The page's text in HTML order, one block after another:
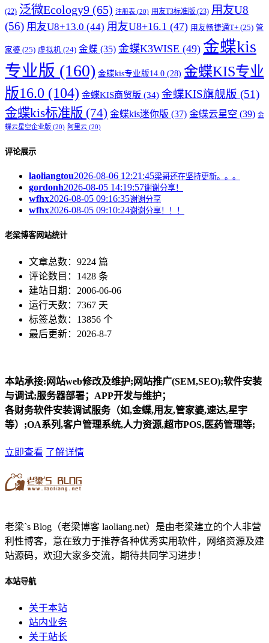
(22) 泛微Ecology9 (65) 注册表 (20) 用友T3标准版 (23) 用友U8
(56) 用友U8+13.0 (44) 用友U8+16.1 (47) 用友畅捷通T+ (25) 管
家婆 (25) 虚拟机 (24) 金蝶 (35) 金蝶K3WISE (49) 金蝶kis
专业版 (160) 金蝶kis专业版14.0 (28) 金蝶KIS专业
版16.0 (104) 金蝶KIS商贸版 (34) 金蝶KIS旗舰版 (51)
金蝶kis标准版 (74) 金蝶kis迷你版 (37) 金蝶云星空 (39) 金
蝶云星空企业版 (20) 阿里云 (20)
评论展示
laoliangtou2026-08-06 12:21:45梁哥还在坚持更新。。。
gordonh2026-08-05 14:19:57谢谢分享！
wfhx2026-08-05 09:16:35谢谢分享
wfhx2026-08-05 09:10:24谢谢分享！！！
老梁博客网站统计
文章总数：9224 篇
评论数目：1428 条
建站日期：2006-06-06
运行天数：7367 天
标签总数：13856 个
最后更新：2026-8-7
本站承接:网站web修改及维护;网站推广(SEM,SEO);软件安装
与调试;服务器部署；APP开发与维护；
各财务软件安装调试服务（如,金蝶,用友,管家婆,速达,星宇
等）;OA系列,客户管理系统,人力资源,超市POS,医药管理等;
立即查看 了解详情
老梁`s Blog（老梁博客 laoliang.net）是由老梁建立的个人非营
利性博客，意在致力于推荐各种优秀实用软件，网络资源及建
站源码，欢迎大家多交流，期待共同学习进步！
本站导航
关于本站
站内业务
关于站长